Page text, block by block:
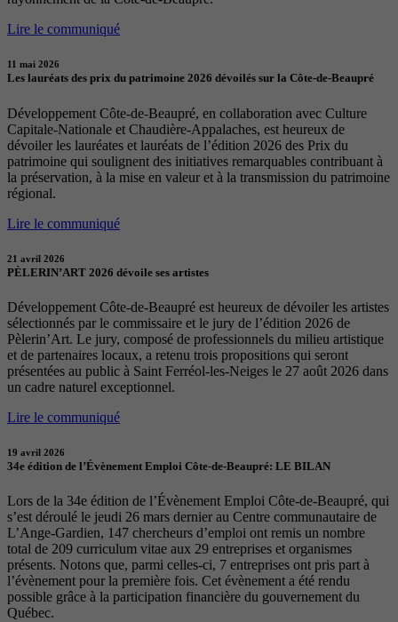
Lire le communiqué
11 mai 2026
Les lauréats des prix du patrimoine 2026 dévoilés sur la Côte-de-Beaupré
Développement Côte-de-Beaupré, en collaboration avec Culture
Capitale-Nationale et Chaudière-Appalaches, est heureux de
dévoiler les lauréates et lauréats de l’édition 2026 des Prix du
patrimoine qui soulignent des initiatives remarquables contribuant à
la préservation, à la mise en valeur et à la transmission du patrimoine
régional.
Lire le communiqué
21 avril 2026
PÈLERIN’ART 2026 dévoile ses artistes
Développement Côte-de-Beaupré est heureux de dévoiler les artistes
sélectionnés par le commissaire et le jury de l’édition 2026 de
Pèlerin’Art. Le jury, composé de professionnels du milieu artistique
et de partenaires locaux, a retenu trois propositions qui seront
présentées au public à Saint Ferréol-les-Neiges le 27 août 2026 dans
un cadre naturel exceptionnel.
Lire le communiqué
19 avril 2026
34e édition de l’Évènement Emploi Côte-de-Beaupré: LE BILAN
Lors de la 34e édition de l’Évènement Emploi Côte-de-Beaupré, qui
s’est déroulé le jeudi 26 mars dernier au Centre communautaire de
L’Ange-Gardien, 147 chercheurs d’emploi ont remis un nombre
total de 209 curriculum vitae aux 29 entreprises et organismes
présents. Notons que, parmi celles-ci, 7 entreprises ont pris part à
l’évènement pour la première fois. Cet évènement a été rendu
possible grâce à la participation financière du gouvernement du
Québec.